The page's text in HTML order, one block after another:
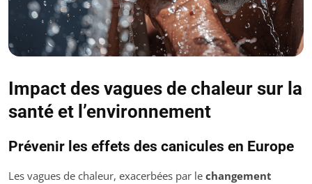
Impact des vagues de chaleur sur la
santé et l’environnement
Prévenir les effets des canicules en Europe
Les vagues de chaleur, exacerbées par le changement